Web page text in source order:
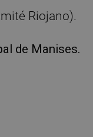
Riojano).
de Manises.